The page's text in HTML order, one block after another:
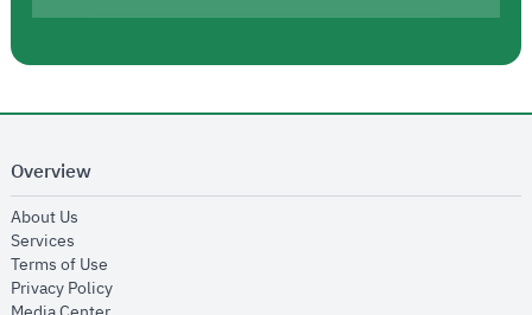
Overview
About Us
Services
Terms of Use
Privacy Policyopens in new window